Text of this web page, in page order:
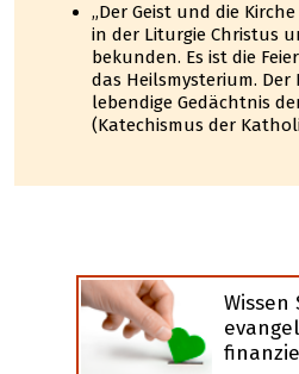
„Der Geist und die
in der Liturgie Christus
bekunden. Es ist die
das Heilsmysterium. Der
lebendige Gedächtnis
(Katechismus der
Wissen